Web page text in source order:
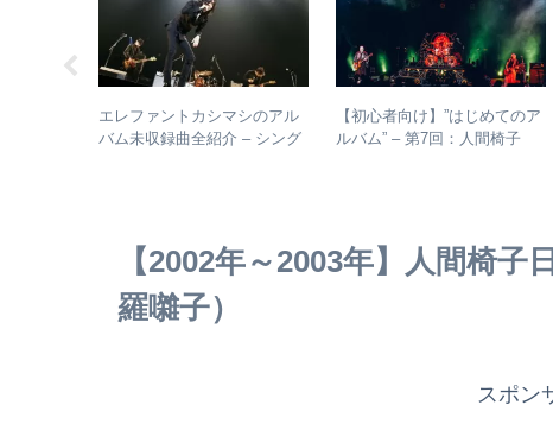
エレファントカシマシのアル
バム未収録曲全紹介 – シング
【初心者向け】”はじめてのア
ルバム” – 第7回：人間椅子
【2002年～2003年】人間椅
羅囃子）
スポン